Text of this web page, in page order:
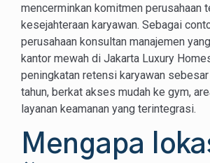
mencerminkan komitmen perusahaan
kesejahteraan karyawan. Sebagai
perusahaan konsultan manajemen
kantor mewah di Jakarta Luxury
peningkatan retensi karyawan
tahun, berkat akses mudah ke gym,
layanan keamanan yang terintegrasi.
Mengapa